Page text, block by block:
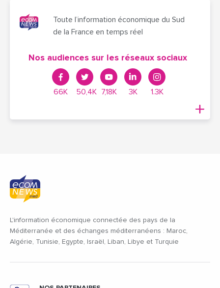
Toute l’information économique du Sud
de la France en temps réel
Nos audiences sur les réseaux sociaux
66K 50,4K 7,18K 3K 1.3K
L'information économique connectée des pays de la
Méditerranée et des échanges méditerranéens : Maroc,
Algérie, Tunisie, Egypte, Israël, Liban, Libye et Turquie